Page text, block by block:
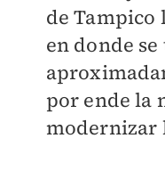
de Tampico
en donde
por ende la
modernizar